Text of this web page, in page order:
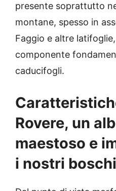
presente soprattutto
montane, spesso in
Faggio e altre
componente
caducifogli.
Rovere, un
maestoso e
i nostri boschi